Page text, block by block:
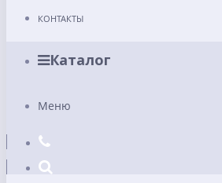
КОНТАКТЫ
Каталог
Меню